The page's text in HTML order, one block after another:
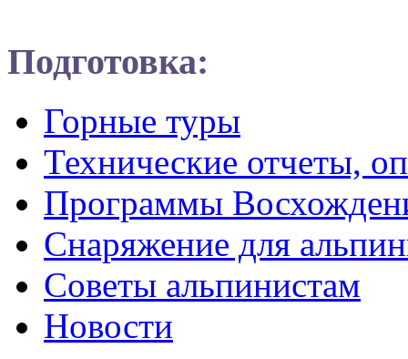
Подготовка:
Горные туры
Технические отчеты,
Программы
Снаряжение для
Советы альпинистам
Новости